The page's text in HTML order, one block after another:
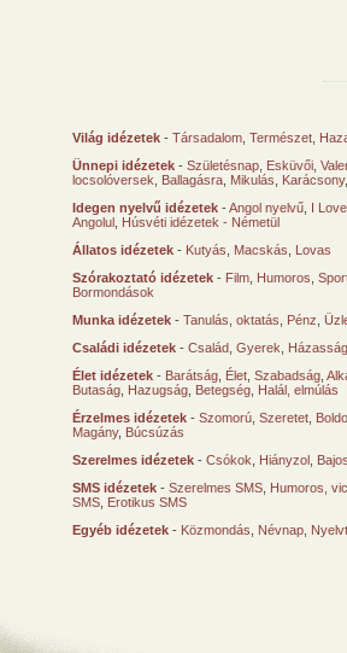
Világ idézetek - Társadalom Természet
Ünnepi idézetek - Születésnap Esküvői
locsolóversek
Ballagásra Mikulás Karácsony
Idegen nyelvű idézetek -Angol nyelvű I
Angolul Húsvéti idézetek - Németül
Állatos idézetek - Kutyás Macskás
Lovas
Szórakoztató idézetek - Film Humoros
Bormondások
Munka idézetek - Tanulás, oktatás Pénz
Családi idézetek - Család Gyerek
Élet idézetek - Barátság Élet Szabadság
Butaság Hazugság Betegség Halál, elmúlás
Érzelmes idézetek - Szomorú Szeretet
Magány, Búcsúzás
Szerelmes idézetek - Csókok Hiányzol
SMS idézetek - Szerelmes SMS Humoros,
SMS Erotikus SMS
Egyéb idézetek - Közmondás Névnap